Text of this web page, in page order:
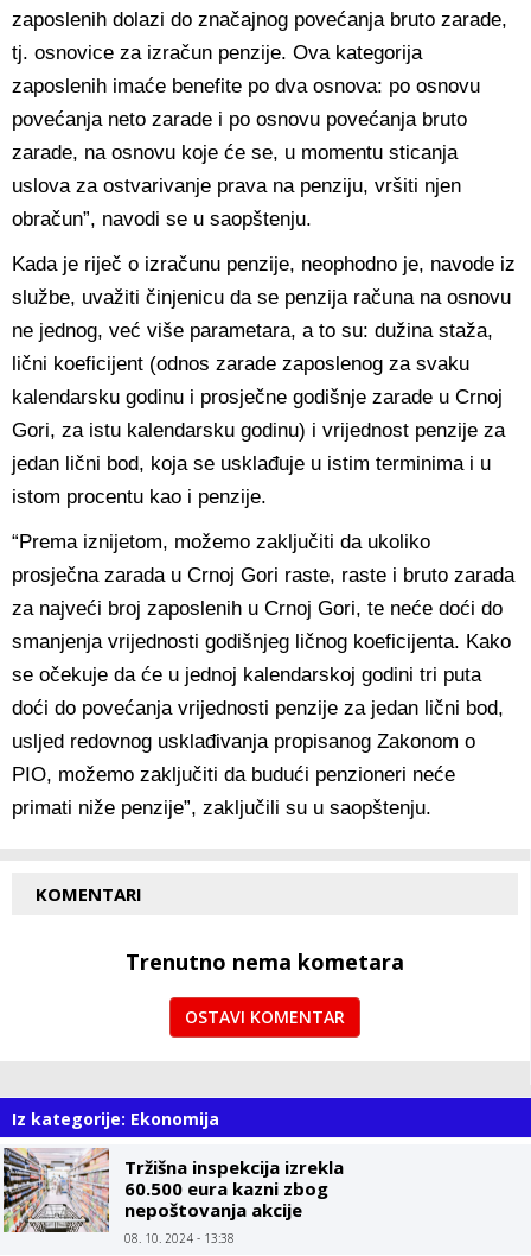
zaposlenih dolazi do značajnog povećanja bruto zarade,
tj. osnovice za izračun penzije. Ova kategorija
zaposlenih imaće benefite po dva osnova: po osnovu
povećanja neto zarade i po osnovu povećanja bruto
zarade, na osnovu koje će se, u momentu sticanja
uslova za ostvarivanje prava na penziju, vršiti njen
obračun”, navodi se u saopštenju.
Kada je riječ o izračunu penzije, neophodno je, navode iz
službe, uvažiti činjenicu da se penzija računa na osnovu
ne jednog, već više parametara, a to su: dužina staža,
lični koeficijent (odnos zarade zaposlenog za svaku
kalendarsku godinu i prosječne godišnje zarade u Crnoj
Gori, za istu kalendarsku godinu) i vrijednost penzije za
jedan lični bod, koja se usklađuje u istim terminima i u
istom procentu kao i penzije.
“Prema iznijetom, možemo zaključiti da ukoliko
prosječna zarada u Crnoj Gori raste, raste i bruto zarada
za najveći broj zaposlenih u Crnoj Gori, te neće doći do
smanjenja vrijednosti godišnjeg ličnog koeficijenta. Kako
se očekuje da će u jednoj kalendarskoj godini tri puta
doći do povećanja vrijednosti penzije za jedan lični bod,
usljed redovnog usklađivanja propisanog Zakonom o
PIO, možemo zaključiti da budući penzioneri neće
primati niže penzije”, zaključili su u saopštenju.
KOMENTARI
Trenutno nema kometara
OSTAVI KOMENTAR
Iz kategorije: Ekonomija
Tržišna inspekcija izrekla
60.500 eura kazni zbog
nepoštovanja akcije
Limitirane cijene
08. 10. 2024 - 13:38